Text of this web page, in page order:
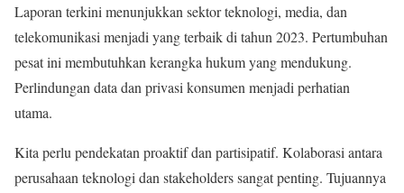
Laporan terkini menunjukkan sektor teknologi, media, dan
telekomunikasi menjadi yang terbaik di tahun 2023. Pertumbuhan
pesat ini membutuhkan kerangka hukum yang mendukung.
Perlindungan data dan privasi konsumen menjadi perhatian
utama.
Kita perlu pendekatan proaktif dan partisipatif. Kolaborasi antara
perusahaan teknologi dan stakeholders sangat penting. Tujuannya